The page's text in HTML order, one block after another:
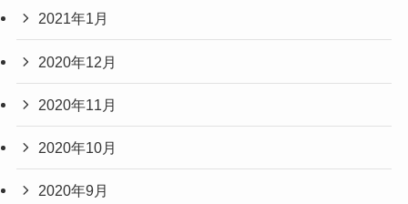
2021年1月
2020年12月
2020年11月
2020年10月
2020年9月